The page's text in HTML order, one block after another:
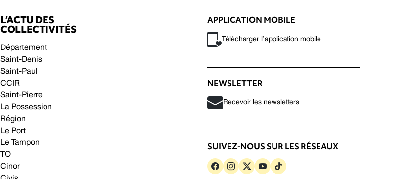
L’ACTU DES
COLLECTIVITÉS
Département
Saint-Denis
Saint-Paul
CCIR
Saint-Pierre
La Possession
Région
Le Port
Le Tampon
TO
Cinor
APPLICATION MOBILE
Télécharger l’application mobile
NEWSLETTER
Recevoir les newsletters
SUIVEZ-NOUS SUR LES RÉSEAUX